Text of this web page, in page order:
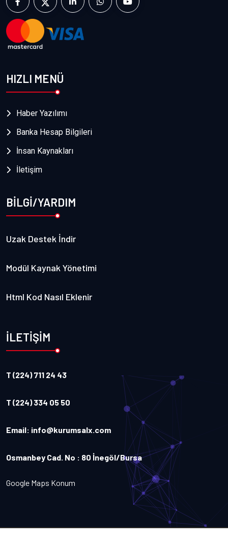
HIZLI MENÜ
Haber Yazılımı
Banka Hesap Bilgileri
İnsan Kaynakları
İletişim
BİLGİ/YARDIM
Uzak Destek İndir
Modül Kaynak Yönetimi
Html Kod Nasıl Eklenir
İLETİŞİM
T (224) 711 24 43
T (224) 334 05 50
Email: info@kurumsalx.com
Osmanbey Cad. No : 80 İnegöl/Bursa
Google Maps Konum